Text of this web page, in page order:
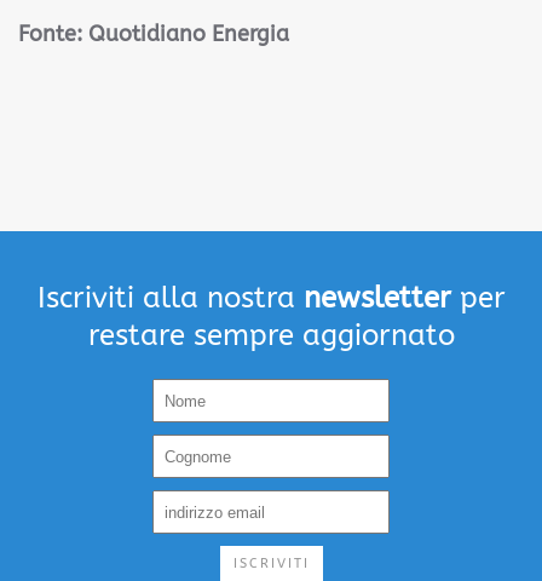
Fonte: Quotidiano Energia
Iscriviti alla nostra newsletterper
restare sempre aggiornato
ISCRIVITI